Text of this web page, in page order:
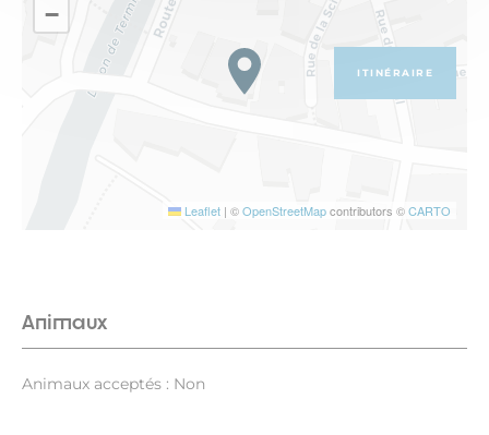
−
Leaflet | ©OpenStreetMapcontributors ©CARTO
ITINÉRAIRE
Animaux
Animaux acceptés : Non